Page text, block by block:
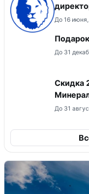
До 16
До 31
Скидка
До 31